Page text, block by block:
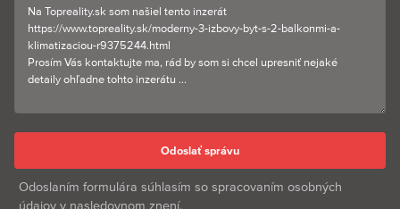
Odoslaním formulára súhlasím so spracovaním osobných
údajov v nasledovnom znení.